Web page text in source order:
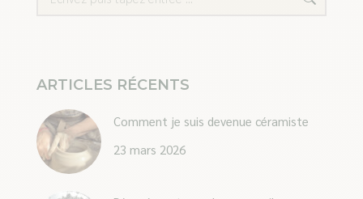
ARTICLES RÉCENTS
Comment je suis devenue céramiste
23 mars 2026